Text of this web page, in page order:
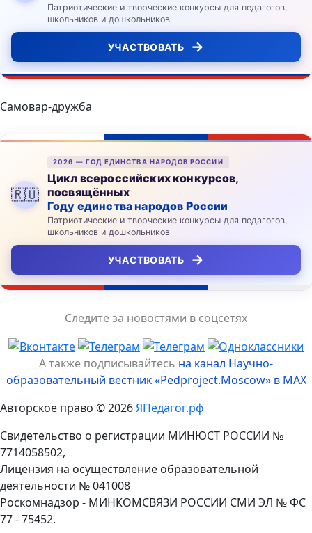
Патриотические и творческие конкурсы для педагогов,
школьников и дошкольников
УЧАСТВОВАТЬ →
Самовар-дружба
🇷🇺
2026 — ГОД ЕДИНСТВА НАРОДОВ РОССИИ
Цикл всероссийских конкурсов,
посвящённых
Году единства народов России
Патриотические и творческие конкурсы для педагогов,
школьников и дошкольников
УЧАСТВОВАТЬ →
Следите за новостями в соцсетях
А также подписывайтесь на канал Научно-
образовательный вестник «Pedproject.Moscow» в MAX
Авторское право © 2026ЯПедагог.рф
Свидетельство о регистрации МИНЮСТ РОССИИ №
7714058502,
Лицензия на осуществление образовательной
деятельности № 041008
Роскомнадзор - МИНКОМСВЯЗИ РОССИИ СМИ ЭЛ № ФС
77 - 75452.